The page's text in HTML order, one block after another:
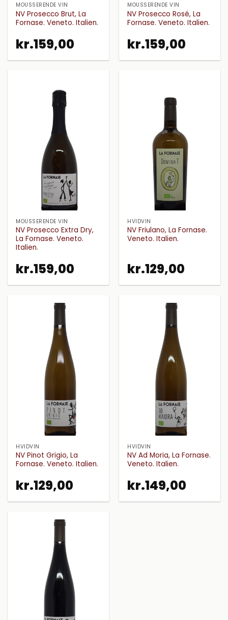
MOUSSERENDE VIN
NV Prosecco Brut, La
Fornase. Veneto. Italien.
kr.159,00
MOUSSERENDE VIN
NV Prosecco Rosé, La
Fornase. Veneto. Italien.
kr.159,00
MOUSSERENDE VIN
NV Prosecco Extra Dry,
La Fornase. Veneto.
Italien.
kr.159,00
HVIDVIN
NV Friulano, La Fornase.
Veneto. Italien.
kr.129,00
HVIDVIN
NV Pinot Grigio, La
Fornase. Veneto. Italien.
kr.129,00
HVIDVIN
NV Ad Moria, La Fornase.
Veneto. Italien.
kr.149,00